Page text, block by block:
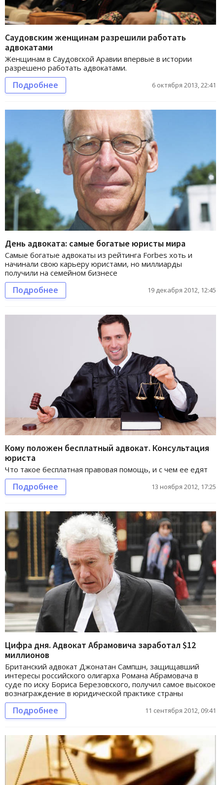
Саудовским женщинам разрешили работать
адвокатами
Женщинам в Саудовской Аравии впервые в истории
разрешено работать адвокатами.
Подробнее 6 октября 2013, 22:41
День адвоката: самые богатые юристы мира
Самые богатые адвокаты из рейтинга Forbes хоть и
начинали свою карьеру юристами, но миллиарды
получили на семейном бизнесе
Подробнее 19 декабря 2012, 12:45
Кому положен бесплатный адвокат. Консультация
юриста
Что такое бесплатная правовая помощь, и с чем ее едят
Подробнее 13 ноября 2012, 17:25
Цифра дня. Адвокат Абрамовича заработал $12
миллионов
Британский адвокат Джонатан Сампшн, защищавший
интересы российского олигарха Романа Абрамовача в
суде по иску Бориса Березовского, получил самое высокое
вознаграждение в юридической практике страны
Подробнее 11 сентября 2012, 09:41